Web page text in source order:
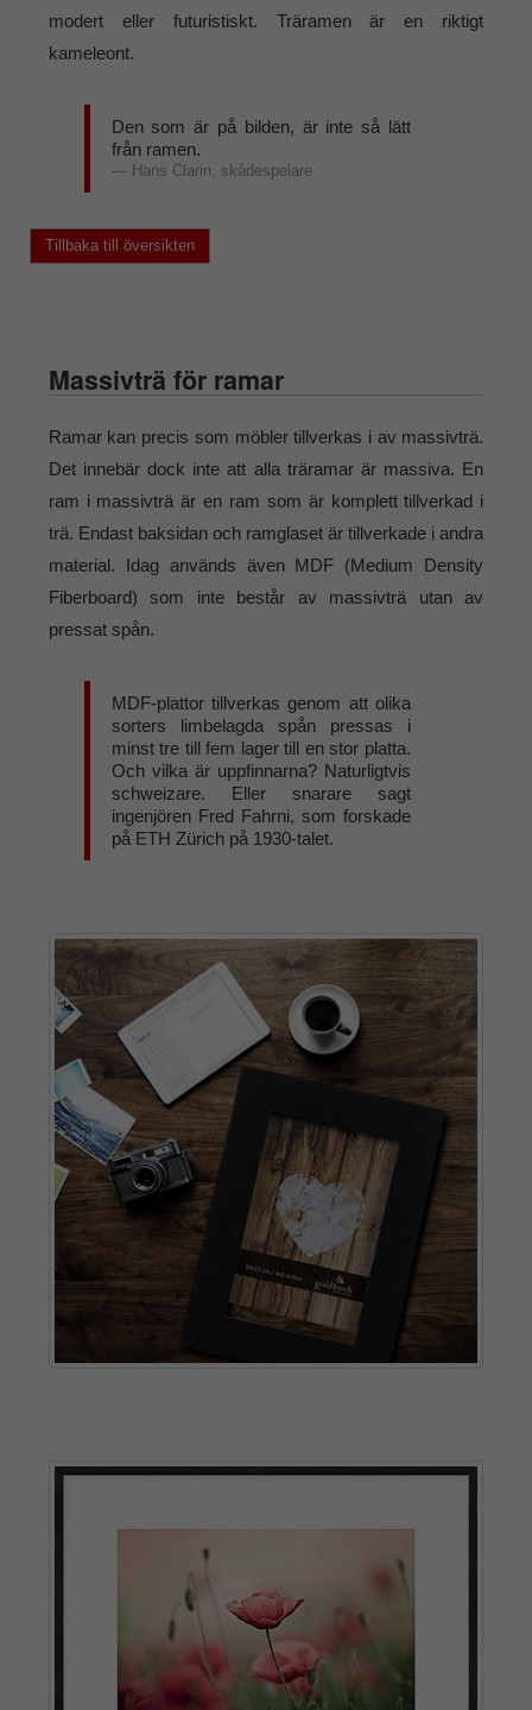
modert eller futuristiskt. Träramen är en riktigt
kameleont.
Den som är på bilden, är inte så lätt
från ramen.
Hans Clarin, skådespelare
Tillbaka till översikten
Massivträ för ramar
Ramar kan precis som möbler tillverkas i av massivträ.
Det innebär dock inte att alla träramar är massiva. En
ram i massivträ är en ram som är komplett tillverkad i
trä. Endast baksidan och ramglaset är tillverkade i andra
material. Idag används även MDF (Medium Density
Fiberboard) som inte består av massivträ utan av
pressat spån.
MDF-plattor tillverkas genom att olika
sorters limbelagda spån pressas i
minst tre till fem lager till en stor platta.
Och vilka är uppfinnarna? Naturligtvis
schweizare. Eller snarare sagt
ingenjören Fred Fahrni, som forskade
på ETH Zürich på 1930-talet.